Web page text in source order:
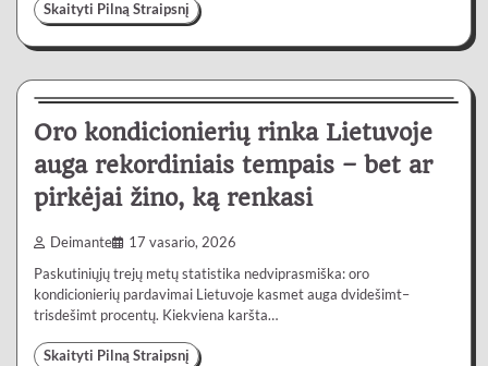
Skaityti Pilną Straipsnį
4 min
Oro kondicionierių rinka Lietuvoje
auga rekordiniais tempais – bet ar
pirkėjai žino, ką renkasi
Deimante 17 vasario, 2026
Paskutiniųjų trejų metų statistika nedviprasmiška: oro
kondicionierių pardavimai Lietuvoje kasmet auga dvidešimt–
trisdešimt procentų. Kiekviena karšta…
Skaityti Pilną Straipsnį